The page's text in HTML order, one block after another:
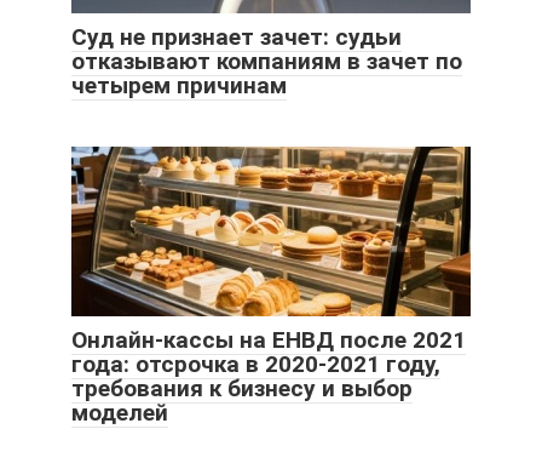
Суд не признает зачет: судьи
отказывают компаниям в зачет по
четырем причинам
Онлайн-кассы на ЕНВД после 2021
года: отсрочка в 2020-2021 году,
требования к бизнесу и выбор
моделей